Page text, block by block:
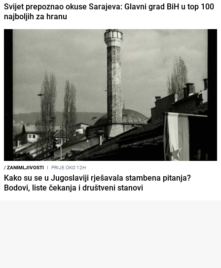
Svijet prepoznao okuse Sarajeva: Glavni grad BiH u top 100
najboljih za hranu
/ZANIMLJIVOSTI I PRIJE OKO 12H
Kako su se u Jugoslaviji rješavala stambena pitanja?
Bodovi, liste čekanja i društveni stanovi